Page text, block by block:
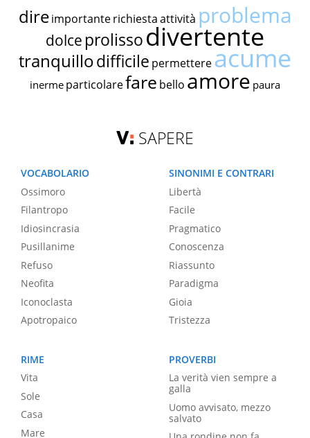
dire importante richiestaattività problema
dolce prolissodivertente
tranquillodifficile permettereacume
inerme particolarefare bello amore paura
SAPERE
VOCABOLARIO
Ossimoro
Filantropo
Idiosincrasia
Pusillanime
Refuso
Neofita
Iconoclasta
Apotropaico
SINONIMI E CONTRARI
Libertà
Facile
Pragmatico
Conoscenza
Riassunto
Paradigma
Gioia
Tristezza
RIME
Vita
Sole
Casa
Mare
PROVERBI
La verità vien sempre a
galla
Uomo avvisato, mezzo
salvato